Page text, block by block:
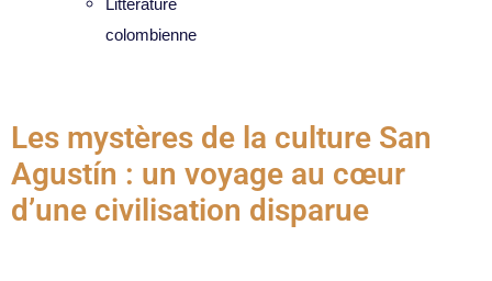
Littérature
colombienne
Les mystères de la culture San
Agustín : un voyage au cœur
d’une civilisation disparue